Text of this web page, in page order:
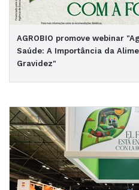
AGROBIO promove webinar
Saúde: A Importância da
Gravidez"